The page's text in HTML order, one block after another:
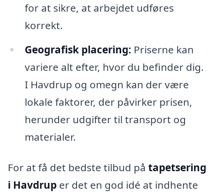
for at sikre, at arbejdet udføres
korrekt.
Geografisk placering: Priserne kan
variere alt efter, hvor du befinder dig.
I Havdrup og omegn kan der være
lokale faktorer, der påvirker prisen,
herunder udgifter til transport og
materialer.
For at få det bedste tilbud på tapetsering
i Havdrup er det en god idé at indhente